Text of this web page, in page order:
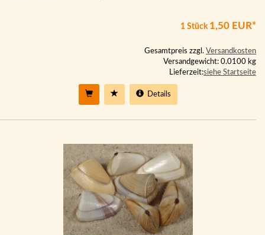
1 Stück 1,50 EUR*
Gesamtpreis zzgl. Versandkosten
Versandgewicht: 0.0100 kg
Lieferzeit:siehe Startseite
Details